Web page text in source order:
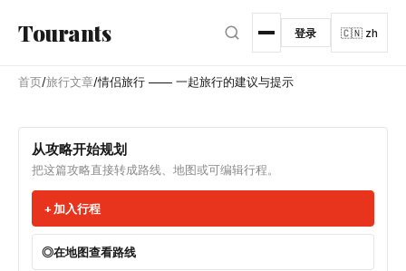
Tourants 登录 🇨🇳 zh
首页/旅行文章/情侣旅行 —— 一起旅行的建议与提示
从攻略开始规划
把这篇攻略直接转成路线、地图或可编辑行程。
加入行程
在地图查看路线